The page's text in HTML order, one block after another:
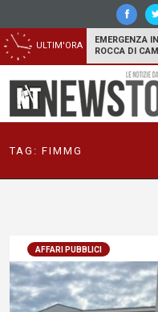
ULTIM'ORA
EMERGENZA
ROCCA DI
TAG: FIMMG
AFFARI PUBBLICI